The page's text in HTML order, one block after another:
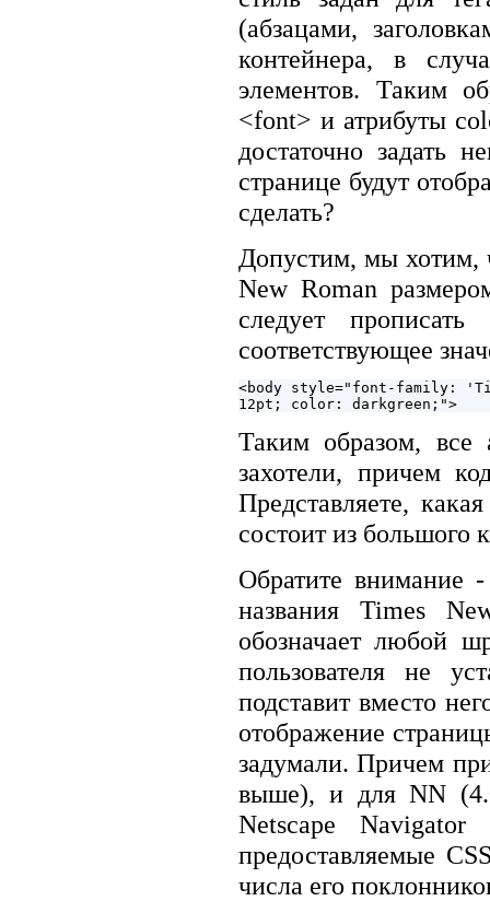
(абзацами,
контейнера, в
элементов. Таким
<font> и атрибуты
достаточно задать
странице будут
сделать?
Допустим, мы хотим,
New Roman
следует
соответствующее
<body style="font-family:
Таким образом,
захотели, причем
Представляете,
состоит из большого
Обратите внимание
названия Times
обозначает любой
пользователя не
подставит вместо
отображение
задумали. Причем
выше), и для NN
Netscape Navigator
предоставляемые
числа его